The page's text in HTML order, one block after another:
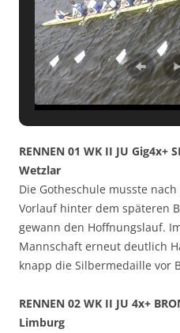
RENNEN 01 WK II JU Gig4x+
Wetzlar
Die Gotheschule musste
Vorlauf hinter dem späteren
gewann den Hoffnungslauf.
Mannschaft erneut deutlich
knapp die Silbermedaille vor
RENNEN 02 WK II JU 4x+
Limburg